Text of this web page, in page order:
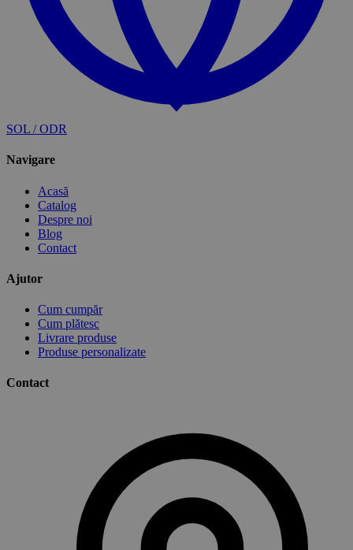
SOL / ODR
Navigare
Acasă
Catalog
Despre noi
Blog
Contact
Ajutor
Cum cumpăr
Cum plătesc
Livrare produse
Produse personalizate
Contact